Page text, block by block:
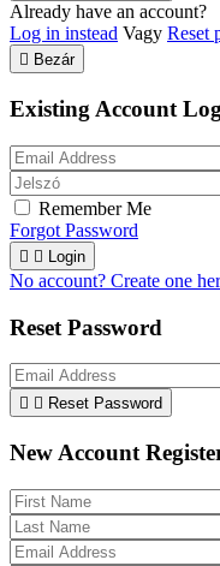
Already have an account?
Log in instead Vagy Reset
 Bezár
Existing Account
Remember Me
Forgot Password
  Login
No account? Create one
Reset Password
  Reset Password
New Account